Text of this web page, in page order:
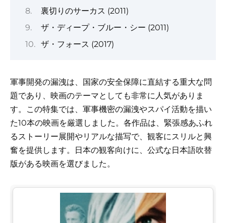
裏切りのサーカス (2011)
ザ・ディープ・ブルー・シー (2011)
ザ・フォース (2017)
軍事開発の漏洩は、国家の安全保障に直結する重大な問
題であり、映画のテーマとしても非常に人気がありま
す。この特集では、軍事機密の漏洩やスパイ活動を描い
た10本の映画を厳選しました。各作品は、緊張感あふれ
るストーリー展開やリアルな描写で、観客にスリルと興
奮を提供します。日本の観客向けに、公式な日本語吹替
版がある映画を選びました。